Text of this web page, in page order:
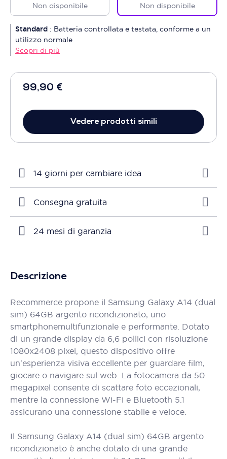
99,90 €
Vedere prodotti simili
Non disponibile Non disponibile
Standard : Batteria controllata e testata, conforme a un
utilizzo normale
Scopri di più
14 giorni per cambiare idea
Consegna gratuita
24 mesi di garanzia
Descrizione
Recommerce propone il Samsung Galaxy A14 (dual
sim) 64GB argento ricondizionato, uno
smartphonemultifunzionale e performante. Dotato
di un grande display da 6,6 pollici con risoluzione
1080x2408 pixel, questo dispositivo offre
un'esperienza visiva eccellente per guardare film,
giocare o navigare sul web. La fotocamera da 50
megapixel consente di scattare foto eccezionali,
mentre la connessione Wi-Fi e Bluetooth 5.1
assicurano una connessione stabile e veloce.
Il Samsung Galaxy A14 (dual sim) 64GB argento
ricondizionato è anche dotato di una grande